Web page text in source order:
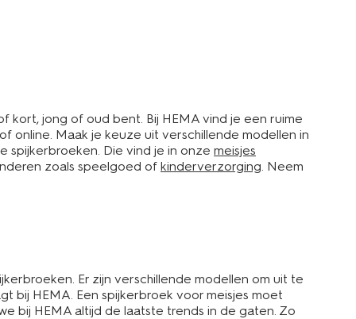
kort, jong of oud bent. Bij HEMA vind je een ruime
online. Maak je keuze uit verschillende modellen in
spijkerbroeken. Die vind je in onze meisjes
zoals speelgoed of kinderverzorging. Neem
Er zijn verschillende modellen om uit te
bij HEMA. Een spijkerbroek voor meisjes moet
bij HEMA altijd de laatste trends in de gaten. Zo